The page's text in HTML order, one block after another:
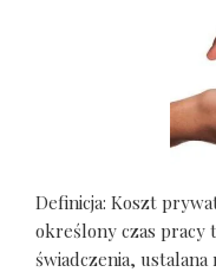
Definicja: Koszt
określony czas pracy
świadczenia,